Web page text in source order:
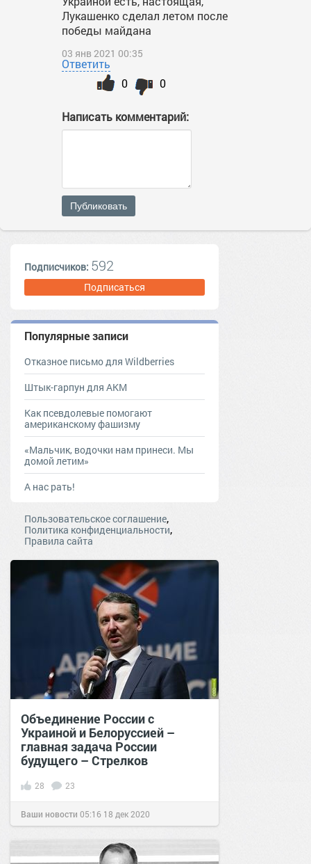
Лукашенко сделал летом после
победы майдана
03 янв 2021 00:35
Ответить
0
0
Написать комментарий:
Публиковать
Подписчиков: 592
Подписаться
Популярные записи
Отказное письмо для Wildberries
Штык-гарпун для АКМ
Как псевдолевые помогают
американскому фашизму
«Мальчик, водочки нам принеси. Мы
домой летим»
А нас рать!
Пользовательское соглашение,
Политика конфиденциальности,
Правила сайта
Объединение России с
Украиной и Белоруссией –
главная задача России
будущего – Стрелков
28 23
Ваши новости 05:16 18 дек 2020